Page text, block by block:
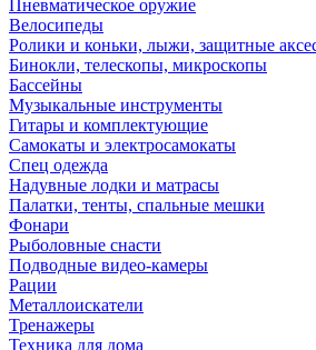
Пневматическое оружие
Велосипеды
Ролики и коньки, лыжи, защитные
Бинокли, телескопы, микроскопы
Бассейны
Музыкальные инструменты
Гитары и комплектующие
Самокаты и электросамокаты
Спец одежда
Надувные лодки и матрасы
Палатки, тенты, спальные мешки
Фонари
Рыболовные снасти
Подводные видео-камеры
Рации
Металлоискатели
Тренажеры
Техника для дома